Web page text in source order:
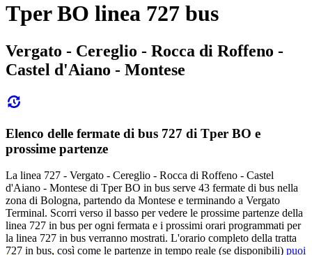
Tper BO linea 727 bus
Vergato - Cereglio - Rocca di Roffeno -
Castel d'Aiano - Montese
Elenco delle fermate di bus 727 di Tper BO e
prossime partenze
La linea 727 - Vergato - Cereglio - Rocca di Roffeno - Castel
d'Aiano - Montese di Tper BO in bus serve 43 fermate di bus nella
zona di Bologna, partendo da Montese e terminando a Vergato
Terminal. Scorri verso il basso per vedere le prossime partenze della
linea 727 in bus per ogni fermata e i prossimi orari programmati per
la linea 727 in bus verranno mostrati. L'orario completo della tratta
727 in bus, così come le partenze in tempo reale (se disponibili) puoi